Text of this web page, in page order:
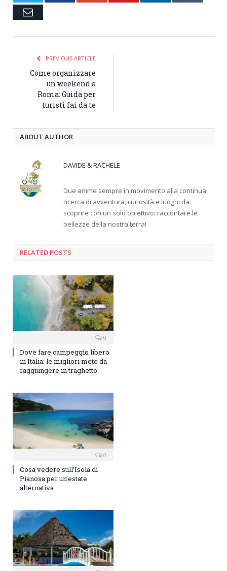
Email
PREVIOUS ARTICLE
Come organizzare
un weekend a
Roma: Guida per
turisti fai da te
ABOUT AUTHOR
DAVIDE & RACHELE
Due anime sempre in movimento alla continua
ricerca di avventura, curiosità e luoghi da
scoprire con un solo obiettivo: raccontare le
bellezze della nostra terra!
RELATED POSTS
0
Dove fare campeggio libero
in Italia: le migliori mete da
raggiungere in traghetto
0
Cosa vedere sull’Isola di
Pianosa per un’estate
alternativa